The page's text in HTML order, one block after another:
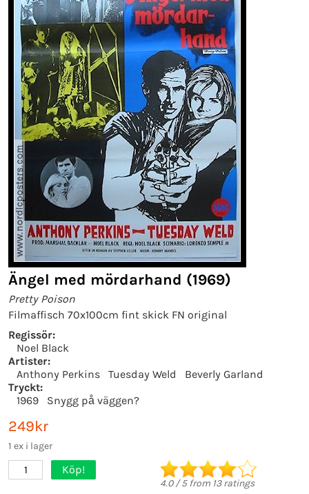
Ängel med mördarhand (1969)
Pretty Poison
Filmaffisch 70x100cm fint skick FN original
Regissör:
Noel Black
Artister:
Anthony Perkins
Tuesday Weld
Beverly Garland
Tryckt:
1969
Snygg på väggen?
249kr
1 ex i lager
1 Köp!
4.0/5from 13ratings